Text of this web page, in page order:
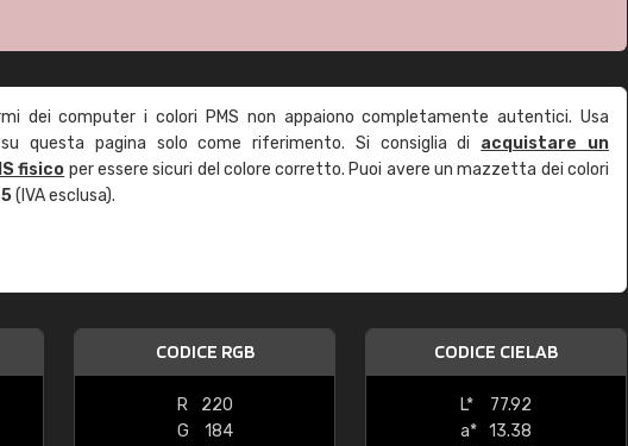
dei computer i colori PMS non appaiono completamente autentici. Usa
su questa pagina solo come riferimento. Si consiglia di acquistare un
fisico per essere sicuri del colore corretto. Puoi avere un mazzetta dei colori
(IVA esclusa).
CODICE RGB
R
220
G
184
CODICE CIELAB
L*
77.92
a* 13.38